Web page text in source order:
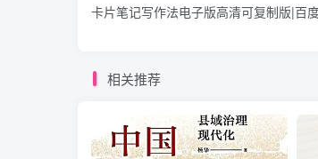
卡片笔记写作法电子版高清可复制版|百
相关推荐